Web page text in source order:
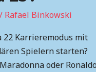
/ Rafael Binkowski
22 Karrieremodus mit
Spielern starten?
oder Ronaldo